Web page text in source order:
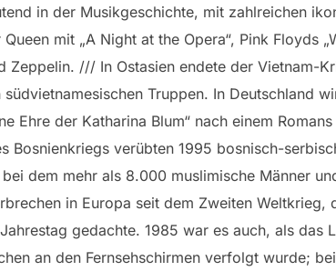
in der Musikgeschichte, mit zahlreichen
mit „A Night at the Opera“, Pink Floyds
Zeppelin. /// In Ostasien endete der Vietnam-
Truppen. In Deutschland
Ehre der Katharina Blum“ nach einem
Bosnienkriegs verübten 1995 bosnisch-
dem mehr als 8.000 muslimische Männer
in Europa seit dem Zweiten Weltkrieg,
gedachte. 1985 war es auch, als das
an den Fernsehschirmen verfolgt wurde;